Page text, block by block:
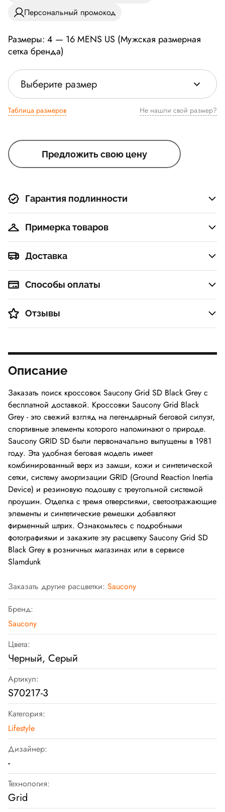
Персональный промокод
Размеры: 4 — 16 MENS US (Мужская размерная
сетка бренда)
Выберите размер
Таблица размеров Не нашли свой размер?
Предложить свою цену
Гарантия подлинности
Примерка товаров
Доставка
Способы оплаты
Отзывы
Описание
Заказать поиск кроссовок Saucony Grid SD Black Grey с
бесплатной доставкой. Кроссовки Saucony Grid Black
Grey - это свежий взгляд на легендарный беговой силуэт,
спортивные элементы которого напоминают о природе.
Saucony GRID SD были первоначально выпущены в 1981
году. Эта удобная беговая модель имеет
комбинированный верх из замши, кожи и синтетической
сетки, систему амортизации GRID (Ground Reaction Inertia
Device) и резиновую подошву с треугольной системой
проушин. Отделка с тремя отверстиями, светоотражающие
элементы и синтетические ремешки добавляют
фирменный штрих. Ознакомьтесь с подробными
фотографиями и закажите эту расцветку Saucony Grid SD
Black Grey в розничных магазинах или в сервисе
Slamdunk
Заказать другие расцветки: Saucony
Бренд:
Saucony
Цвета:
Черный, Серый
Артикул:
S70217-3
Категория:
Lifestyle
Дизайнер:
-
Технология:
Grid